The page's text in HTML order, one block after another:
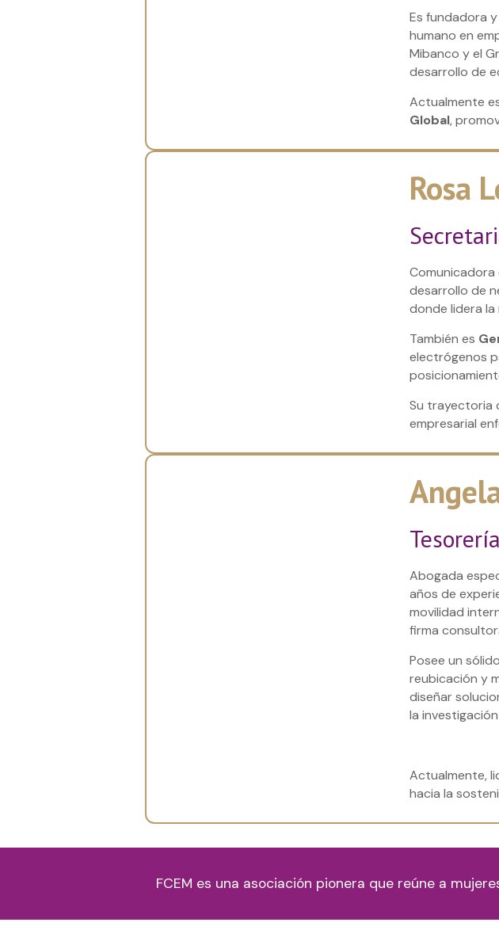
Es fundadora y
humano en
Mibanco y el
desarrollo de
Actualmente
Global,
Rosa
desarrollo de
donde lidera
También es
electrógenos
Su trayectoria
empresarial
Tesorería
Abogada
años de
movilidad
firma
Posee un
reubicación y
diseñar
la
Actualmente,
hacia la
FCEM es una asociación pionera que reúne a